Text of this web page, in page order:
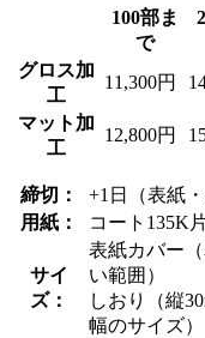
100部ま
で
グロス加
工
11,300円
マット加
工
12,800円
締切：
+1日（表紙
用紙：
コート135K
サイ
ズ：
表紙カバー
い範囲）
しおり（縦
幅のサイズ）